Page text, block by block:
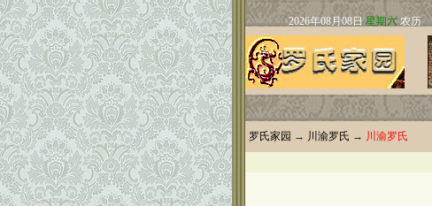
罗氏家园 → 川渝罗氏 → 川渝罗氏